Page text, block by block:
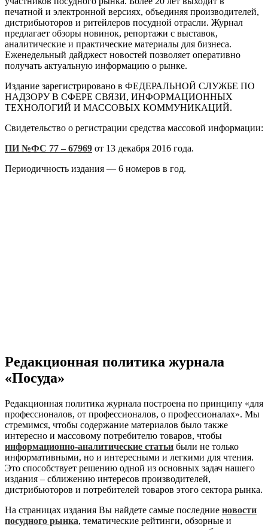
печатной и электронной версиях, объединяя производителей,
дистрибьюторов и ритейлеров посудной отрасли. Журнал
предлагает обзоры новинок, репортажи с выставок,
аналитические и практические материалы для бизнеса.
Еженедельный дайджест новостей позволяет оперативно
получать актуальную информацию о рынке.
Издание зарегистрировано в ФЕДЕРАЛЬНОЙ СЛУЖБЕ ПО
НАДЗОРУ В СФЕРЕ СВЯЗИ, ИНФОРМАЦИОННЫХ
ТЕХНОЛОГИЙ И МАССОВЫХ КОММУНИКАЦИЙ.
Свидетельство о регистрации средства массовой информации:
ПИ №ФС 77 – 67969 от 13 декабря 2016 года.
Периодичность издания — 6 номеров в год.
Редакционная политика журнала
«Посуда»
Редакционная политика журнала построена по принципу «для
профессионалов, от профессионалов, о профессионалах». Мы
стремимся, чтобы содержание материалов было также
интересно и массовому потребителю товаров, чтобы
информационно-аналитические статьи были не только
информативными, но и интересными и легкими для чтения.
Это способствует решению одной из основных задач нашего
издания – сближению интересов производителей,
дистрибьюторов и потребителей товаров этого сектора рынка.
На страницах издания Вы найдете самые последние новости
посудного рынка, тематические рейтинги, обзорные и